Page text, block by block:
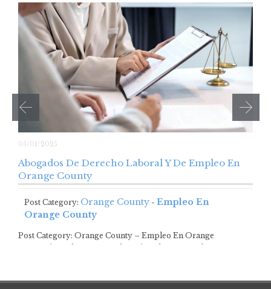
05/01/2025
Abogados De Derecho Laboral Y De Empleo En
Orange County
Post Category: Orange County - Empleo En
Orange County
Post Category: Orange County – Empleo En Orange